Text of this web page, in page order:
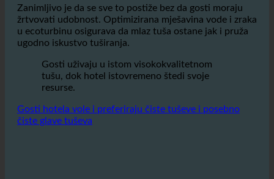
nakon svakog tuširanja smanjuje rizik od
legionele.
Zanimljivo je da se sve to postiže bez da gosti moraju
žrtvovati udobnost. Optimizirana mješavina vode i zraka
u ecoturbinu osigurava da mlaz tuša ostane jak i pruža
ugodno iskustvo tuširanja.
tušu, dok hotel istovremeno štedi svoje
resurse.